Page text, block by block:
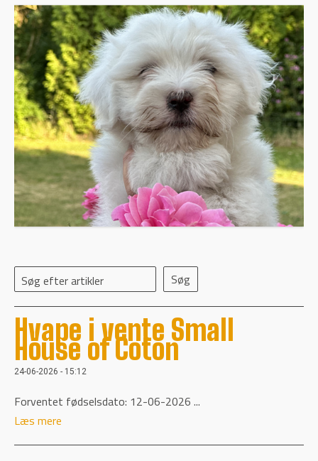
Søg efter artikler
Hvape i vente Small
House of Coton
24-06-2026 - 15:12
Forventet fødselsdato: 12-06-2026 ...
Læs mere